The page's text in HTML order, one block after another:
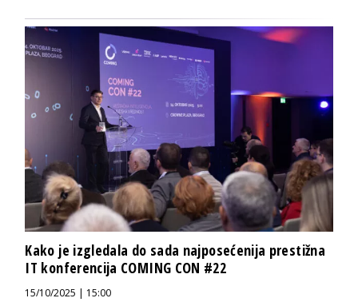
Kako je izgledala do sada najposećenija prestižna
IT konferencija COMING CON #22
15/10/2025 | 15:00